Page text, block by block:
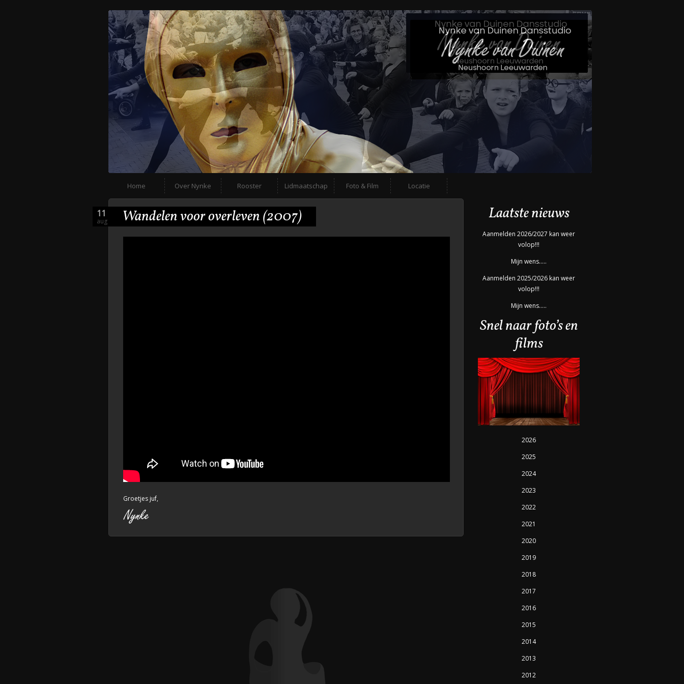
Home Over Nynke Rooster Lidmaatschap Foto & Film Locatie
11
aug Wandelen voor overleven (2007)
Groetjes juf,
Laatste nieuws
Aanmelden 2026/2027 kan weer
volop!!!
Mijn wens…..
Aanmelden 2025/2026 kan weer
volop!!!
Mijn wens…..
Snel naar foto’s en
films
2026
2025
2024
2023
2022
2021
2020
2019
2018
2017
2016
2015
2014
2013
2012